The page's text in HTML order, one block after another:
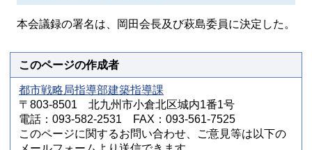
本会議録の署名は、岡田会長及び萩島委員に決定した。
このページの作成者
都市戦略局指導部建築指導課
〒803-8501 北九州市小倉北区城内1番1号
電話：093-582-2531 FAX：093-561-7525
このページに関するお問い合わせ、ご意見等は以下の